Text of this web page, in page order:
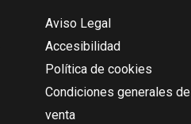
Aviso Legal
Accesibilidad
Política de cookies
Condiciones generales de
venta